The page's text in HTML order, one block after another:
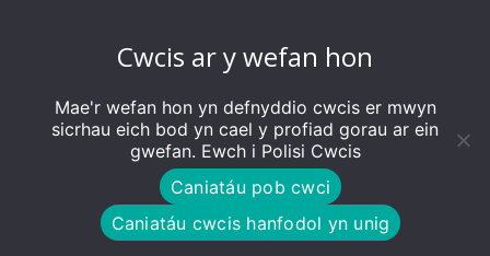
Cwcis ar y wefan hon
Mae'r wefan hon yn defnyddio cwcis er mwyn
sicrhau eich bod yn cael y profiad gorau ar ein
gwefan. Ewch i Polisi Cwcis
Caniatáu pob cwci
Caniatáu cwcis hanfodol yn unig